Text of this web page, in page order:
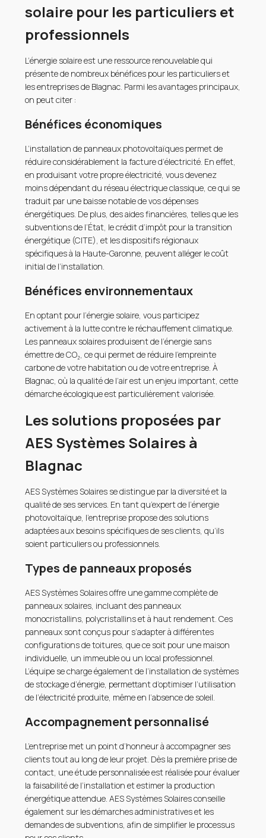
solaire pour les particuliers et
professionnels
L’énergie solaire est une ressource renouvelable qui
présente de nombreux bénéfices pour les particuliers et
les entreprises de Blagnac. Parmi les avantages principaux,
on peut citer :
Bénéfices économiques
L’installation de panneaux photovoltaïques permet de
réduire considérablement la facture d’électricité. En effet,
en produisant votre propre électricité, vous devenez
moins dépendant du réseau électrique classique, ce qui se
traduit par une baisse notable de vos dépenses
énergétiques. De plus, des aides financières, telles que les
subventions de l’État, le crédit d’impôt pour la transition
énergétique (CITE), et les dispositifs régionaux
spécifiques à la Haute-Garonne, peuvent alléger le coût
initial de l’installation.
Bénéfices environnementaux
En optant pour l’énergie solaire, vous participez
activement à la lutte contre le réchauffement climatique.
Les panneaux solaires produisent de l’énergie sans
émettre de CO₂, ce qui permet de réduire l’empreinte
carbone de votre habitation ou de votre entreprise. À
Blagnac, où la qualité de l’air est un enjeu important, cette
démarche écologique est particulièrement valorisée.
Les solutions proposées par
AES Systèmes Solaires à
Blagnac
AES Systèmes Solaires se distingue par la diversité et la
qualité de ses services. En tant qu’expert de l’énergie
photovoltaïque, l’entreprise propose des solutions
adaptées aux besoins spécifiques de ses clients, qu’ils
soient particuliers ou professionnels.
Types de panneaux proposés
AES Systèmes Solaires offre une gamme complète de
panneaux solaires, incluant des panneaux
monocristallins, polycristallins et à haut rendement. Ces
panneaux sont conçus pour s’adapter à différentes
configurations de toitures, que ce soit pour une maison
individuelle, un immeuble ou un local professionnel.
L’équipe se charge également de l’installation de systèmes
de stockage d’énergie, permettant d’optimiser l’utilisation
de l’électricité produite, même en l’absence de soleil.
Accompagnement personnalisé
L’entreprise met un point d’honneur à accompagner ses
clients tout au long de leur projet. Dès la première prise de
contact, une étude personnalisée est réalisée pour évaluer
la faisabilité de l’installation et estimer la production
énergétique attendue. AES Systèmes Solaires conseille
également sur les démarches administratives et les
demandes de subventions, afin de simplifier le processus